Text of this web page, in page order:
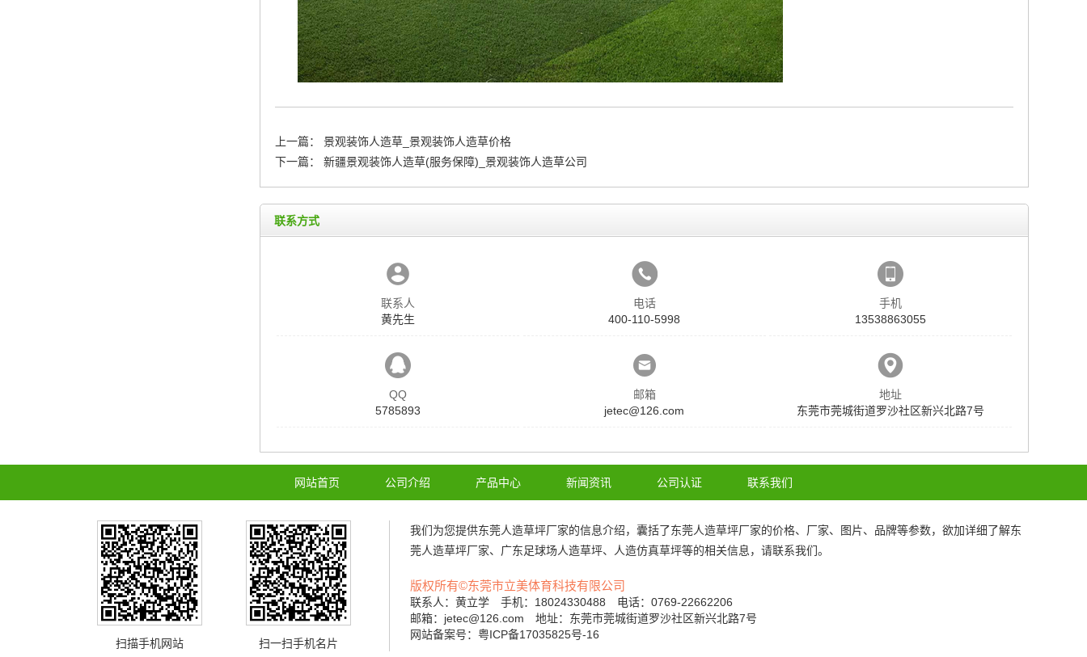
上一篇：
景观装饰人造草_景观装饰人造草价格
下一篇：
新疆景观装饰人造草(服务保障)_景观装饰人造草公司
联系方式
联系人
黄先生
电话
400-110-5998
手机
13538863055
QQ
5785893
邮箱
jetec@126.com
地址
东莞市莞城街道罗沙社区新兴北路7号
网站首页 公司介绍 产品中心 新闻资讯 公司认证 联系我们
扫描手机网站 扫一扫手机名片
我们为您提供东莞人造草坪厂家的信息介绍，囊括了东莞人造草坪厂家的价格、厂家、图片、品牌等参数，欲加详细了解东
莞人造草坪厂家、 广东足球场人造草坪、 人造仿真草坪等的相关信息，请联系我们。
版权所有©东莞市立美体育科技有限公司
联系人：黄立学 手机：18024330488 电话：0769-22662206
邮箱：jetec@126.com 地址：东莞市莞城街道罗沙社区新兴北路7号
网站备案号：粤ICP备17035825号-16